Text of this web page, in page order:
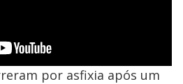
por asfixia após um